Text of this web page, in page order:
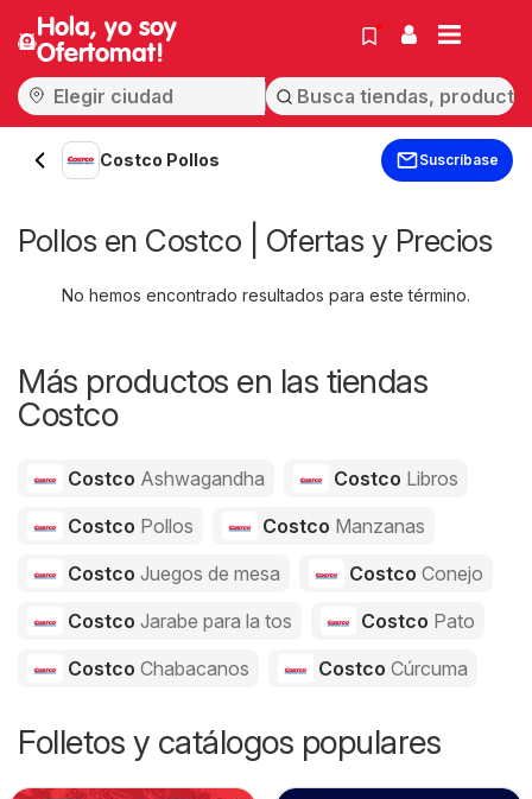
Hola, yo soy
Ofertomat!
Costco Pollos Suscríbase
Pollos en Costco | Ofertas y Precios
No hemos encontrado resultados para este término.
Más productos en las tiendas
Costco
Costco Ashwagandha Costco Libros
Costco Pollos Costco Manzanas
Costco Juegos de mesa Costco Conejo
Costco Jarabe para la tos Costco Pato
Costco Chabacanos Costco Cúrcuma
Folletos y catálogos populares